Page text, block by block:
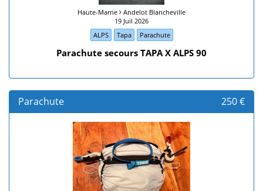
Haute-Marne
Andelot Blancheville
19 Juil 2026
ALPS
Tapa Parachute
Parachute secours TAPA X ALPS 90
Parachute 250 €